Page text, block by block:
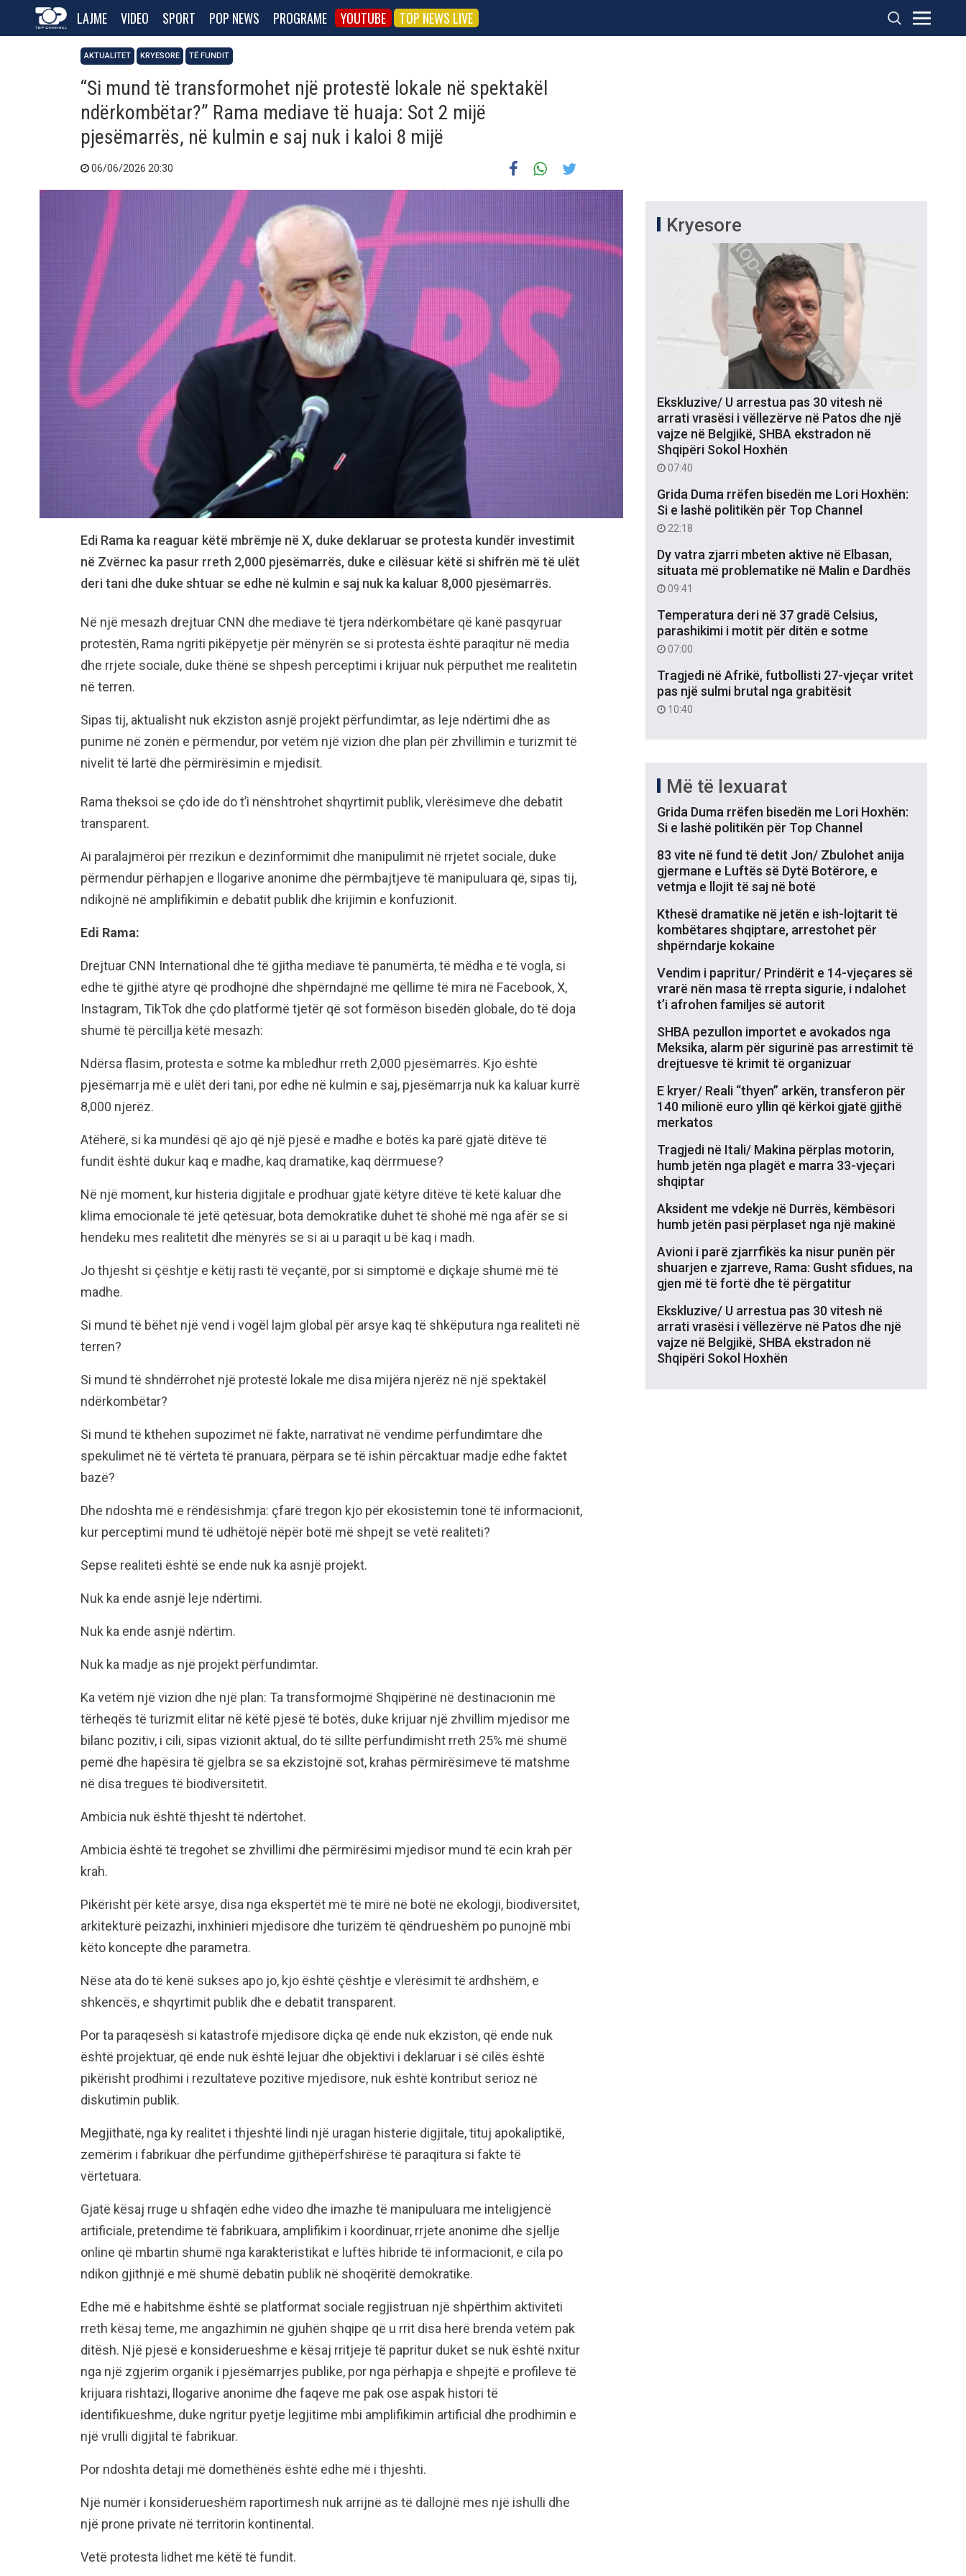
LAJME VIDEO SPORT POP NEWS PROGRAME YOUTUBE TOP NEWS LIVE
AKTUALITET KRYESORE TË FUNDIT
“Si mund të transformohet një protestë lokale në spektakël
ndërkombëtar?” Rama mediave të huaja: Sot 2 mijë
pjesëmarrës, në kulmin e saj nuk i kaloi 8 mijë
06/06/2026 20:30
Edi Rama ka reaguar këtë mbrëmje në X, duke deklaruar se protesta kundër investimit
në Zvërnec ka pasur rreth 2,000 pjesëmarrës, duke e cilësuar këtë si shifrën më të ulët
deri tani dhe duke shtuar se edhe në kulmin e saj nuk ka kaluar 8,000 pjesëmarrës.
Në një mesazh drejtuar CNN dhe mediave të tjera ndërkombëtare që kanë pasqyruar
protestën, Rama ngriti pikëpyetje për mënyrën se si protesta është paraqitur në media
dhe rrjete sociale, duke thënë se shpesh perceptimi i krijuar nuk përputhet me realitetin
në terren.
Sipas tij, aktualisht nuk ekziston asnjë projekt përfundimtar, as leje ndërtimi dhe as
punime në zonën e përmendur, por vetëm një vizion dhe plan për zhvillimin e turizmit të
nivelit të lartë dhe përmirësimin e mjedisit.
Rama theksoi se çdo ide do t’i nënshtrohet shqyrtimit publik, vlerësimeve dhe debatit
transparent.
Ai paralajmëroi për rrezikun e dezinformimit dhe manipulimit në rrjetet sociale, duke
përmendur përhapjen e llogarive anonime dhe përmbajtjeve të manipuluara që, sipas tij,
ndikojnë në amplifikimin e debatit publik dhe krijimin e konfuzionit.
Edi Rama:
Drejtuar CNN International dhe të gjitha mediave të panumërta, të mëdha e të vogla, si
edhe të gjithë atyre që prodhojnë dhe shpërndajnë me qëllime të mira në Facebook, X,
Instagram, TikTok dhe çdo platformë tjetër që sot formëson bisedën globale, do të doja
shumë të përcillja këtë mesazh:
Ndërsa flasim, protesta e sotme ka mbledhur rreth 2,000 pjesëmarrës. Kjo është
pjesëmarrja më e ulët deri tani, por edhe në kulmin e saj, pjesëmarrja nuk ka kaluar kurrë
8,000 njerëz.
Atëherë, si ka mundësi që ajo që një pjesë e madhe e botës ka parë gjatë ditëve të
fundit është dukur kaq e madhe, kaq dramatike, kaq dërrmuese?
Në një moment, kur histeria digjitale e prodhuar gjatë këtyre ditëve të ketë kaluar dhe
klima emocionale të jetë qetësuar, bota demokratike duhet të shohë më nga afër se si
hendeku mes realitetit dhe mënyrës se si ai u paraqit u bë kaq i madh.
Jo thjesht si çështje e këtij rasti të veçantë, por si simptomë e diçkaje shumë më të
madhe.
Si mund të bëhet një vend i vogël lajm global për arsye kaq të shkëputura nga realiteti në
terren?
Si mund të shndërrohet një protestë lokale me disa mijëra njerëz në një spektakël
ndërkombëtar?
Si mund të kthehen supozimet në fakte, narrativat në vendime përfundimtare dhe
spekulimet në të vërteta të pranuara, përpara se të ishin përcaktuar madje edhe faktet
bazë?
Dhe ndoshta më e rëndësishmja: çfarë tregon kjo për ekosistemin tonë të informacionit,
kur perceptimi mund të udhëtojë nëpër botë më shpejt se vetë realiteti?
Sepse realiteti është se ende nuk ka asnjë projekt.
Nuk ka ende asnjë leje ndërtimi.
Nuk ka ende asnjë ndërtim.
Nuk ka madje as një projekt përfundimtar.
Ka vetëm një vizion dhe një plan: Ta transformojmë Shqipërinë në destinacionin më
tërheqës të turizmit elitar në këtë pjesë të botës, duke krijuar një zhvillim mjedisor me
bilanc pozitiv, i cili, sipas vizionit aktual, do të sillte përfundimisht rreth 25% më shumë
pemë dhe hapësira të gjelbra se sa ekzistojnë sot, krahas përmirësimeve të matshme
në disa tregues të biodiversitetit.
Ambicia nuk është thjesht të ndërtohet.
Ambicia është të tregohet se zhvillimi dhe përmirësimi mjedisor mund të ecin krah për
krah.
Pikërisht për këtë arsye, disa nga ekspertët më të mirë në botë në ekologji, biodiversitet,
arkitekturë peizazhi, inxhinieri mjedisore dhe turizëm të qëndrueshëm po punojnë mbi
këto koncepte dhe parametra.
Nëse ata do të kenë sukses apo jo, kjo është çështje e vlerësimit të ardhshëm, e
shkencës, e shqyrtimit publik dhe e debatit transparent.
Por ta paraqesësh si katastrofë mjedisore diçka që ende nuk ekziston, që ende nuk
është projektuar, që ende nuk është lejuar dhe objektivi i deklaruar i së cilës është
pikërisht prodhimi i rezultateve pozitive mjedisore, nuk është kontribut serioz në
diskutimin publik.
Megjithatë, nga ky realitet i thjeshtë lindi një uragan histerie digjitale, tituj apokaliptikë,
zemërim i fabrikuar dhe përfundime gjithëpërfshirëse të paraqitura si fakte të
vërtetuara.
Gjatë kësaj rruge u shfaqën edhe video dhe imazhe të manipuluara me inteligjencë
artificiale, pretendime të fabrikuara, amplifikim i koordinuar, rrjete anonime dhe sjellje
online që mbartin shumë nga karakteristikat e luftës hibride të informacionit, e cila po
ndikon gjithnjë e më shumë debatin publik në shoqëritë demokratike.
Edhe më e habitshme është se platformat sociale regjistruan një shpërthim aktiviteti
rreth kësaj teme, me angazhimin në gjuhën shqipe që u rrit disa herë brenda vetëm pak
ditësh. Një pjesë e konsiderueshme e kësaj rritjeje të papritur duket se nuk është nxitur
nga një zgjerim organik i pjesëmarrjes publike, por nga përhapja e shpejtë e profileve të
krijuara rishtazi, llogarive anonime dhe faqeve me pak ose aspak histori të
identifikueshme, duke ngritur pyetje legjitime mbi amplifikimin artificial dhe prodhimin e
një vrulli digjital të fabrikuar.
Por ndoshta detaji më domethënës është edhe më i thjeshti.
Një numër i konsiderueshëm raportimesh nuk arrijnë as të dallojnë mes një ishulli dhe
një prone private në territorin kontinental.
Vetë protesta lidhet me këtë të fundit.
Kryesore
Ekskluzive/ U arrestua pas 30 vitesh në
arrati vrasësi i vëllezërve në Patos dhe një
vajze në Belgjikë, SHBA ekstradon në
Shqipëri Sokol Hoxhën
07:40
Grida Duma rrëfen bisedën me Lori Hoxhën:
Si e lashë politikën për Top Channel
22:18
Dy vatra zjarri mbeten aktive në Elbasan,
situata më problematike në Malin e Dardhës
09:41
Temperatura deri në 37 gradë Celsius,
parashikimi i motit për ditën e sotme
07:00
Tragjedi në Afrikë, futbollisti 27-vjeçar vritet
pas një sulmi brutal nga grabitësit
10:40
Më të lexuarat
Grida Duma rrëfen bisedën me Lori Hoxhën:
Si e lashë politikën për Top Channel
83 vite në fund të detit Jon/ Zbulohet anija
gjermane e Luftës së Dytë Botërore, e
vetmja e llojit të saj në botë
Kthesë dramatike në jetën e ish-lojtarit të
kombëtares shqiptare, arrestohet për
shpërndarje kokaine
Vendim i papritur/ Prindërit e 14-vjeçares së
vrarë nën masa të rrepta sigurie, i ndalohet
t’i afrohen familjes së autorit
SHBA pezullon importet e avokados nga
Meksika, alarm për sigurinë pas arrestimit të
drejtuesve të krimit të organizuar
E kryer/ Reali “thyen” arkën, transferon për
140 milionë euro yllin që kërkoi gjatë gjithë
merkatos
Tragjedi në Itali/ Makina përplas motorin,
humb jetën nga plagët e marra 33-vjeçari
shqiptar
Aksident me vdekje në Durrës, këmbësori
humb jetën pasi përplaset nga një makinë
Avioni i parë zjarrfikës ka nisur punën për
shuarjen e zjarreve, Rama: Gusht sfidues, na
gjen më të fortë dhe të përgatitur
Ekskluzive/ U arrestua pas 30 vitesh në
arrati vrasësi i vëllezërve në Patos dhe një
vajze në Belgjikë, SHBA ekstradon në
Shqipëri Sokol Hoxhën